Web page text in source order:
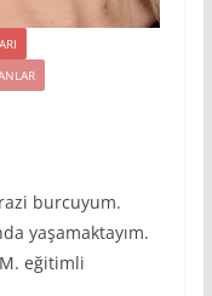
burcuyum.
yaşamaktayım.
eğitimli